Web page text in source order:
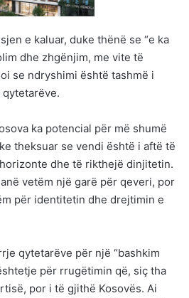
e kaluar, duke thënë se “e ka
dhe zhgënjim, me vite të
se ndryshimi është tashmë i
ka potencial për më shumë
theksuar se vendi është i aftë të
dhe të rikthejë dinjitetin.
vetëm një garë për qeveri, por
për identitetin dhe drejtimin e
qytetarëve për një “bashkim
për rrugëtimin që, siç tha
por i të gjithë Kosovës. Ai